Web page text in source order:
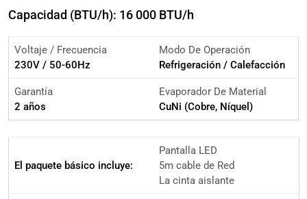
Capacidad (BTU/h): 16 000 BTU/h
Voltaje / Frecuencia
230V / 50-60Hz
Modo De Operación
Refrigeración / Calefacción
Garantía
2 años
Evaporador De Material
CuNi (Cobre, Níquel)
El paquete básico incluye:
Pantalla LED
5m cable de Red
La cinta aislante